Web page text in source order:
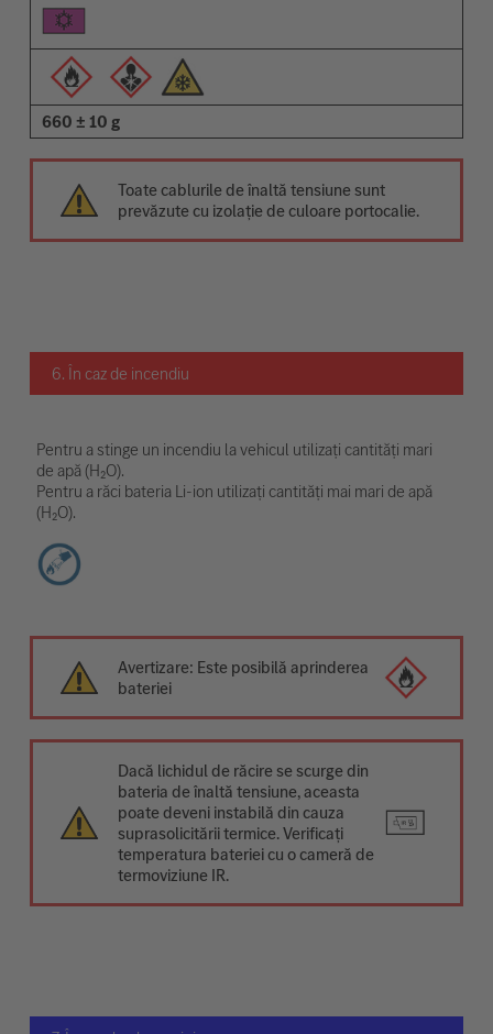
660 ± 10 g
Toate cablurile de înaltă tensiune sunt
prevăzute cu izolație de culoare portocalie.
6. În caz de incendiu
Pentru a stinge un incendiu la vehicul utilizați cantități mari
de apă (H₂O).
Pentru a răci bateria Li-ion utilizați cantități mai mari de apă
(H₂O).
Avertizare: Este posibilă aprinderea
bateriei
Dacă lichidul de răcire se scurge din
bateria de înaltă tensiune, aceasta
poate deveni instabilă din cauza
suprasolicitării termice. Verificați
temperatura bateriei cu o cameră de
termoviziune IR.